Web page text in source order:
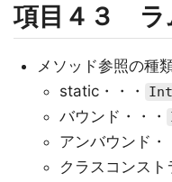
項目４３ ラ
メソッド参照の種
static・・・
バウンド・・・
アンバウンド・
クラスコンスト